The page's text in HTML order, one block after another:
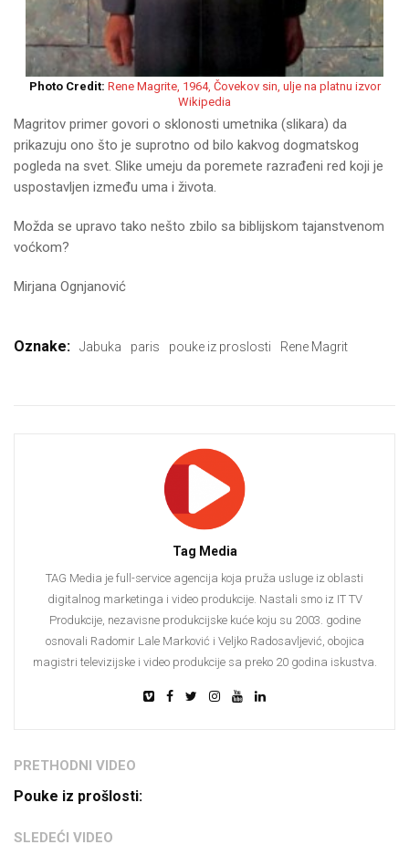
Photo Credit: Rene Magrite, 1964, Čovekov sin, ulje na platnu izvor
Wikipedia
Magritov primer govori o sklonosti umetnika (slikara) da
prikazuju ono što je suprotno od bilo kakvog dogmatskog
pogleda na svet. Slike umeju da poremete razrađeni red koji je
uspostavljen između uma i života.
Možda se upravo tako nešto zbilo sa biblijskom tajanstvenom
voćkom?
Mirjana Ognjanović
Oznake: Jabuka paris pouke iz proslosti Rene Magrit
Tag Media
TAG Media je full-service agencija koja pruža usluge iz oblasti
digitalnog marketinga i video produkcije. Nastali smo iz IT TV
Produkcije, nezavisne produkcijske kuće koju su 2003. godine
osnovali Radomir Lale Marković i Veljko Radosavljević, obojica
magistri televizijske i video produkcije sa preko 20 godina iskustva.
PRETHODNI VIDEO
Pouke iz prošlosti:
SLEDEĆI VIDEO